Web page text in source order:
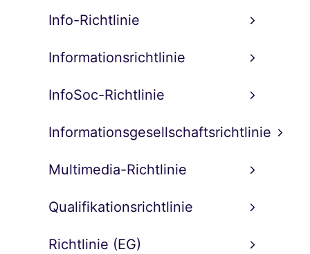
Info-Richtlinie
Informationsrichtlinie
InfoSoc-Richtlinie
Informationsgesellschaftsrichtlinie
Multimedia-Richtlinie
Qualifikationsrichtlinie
Richtlinie (EG)